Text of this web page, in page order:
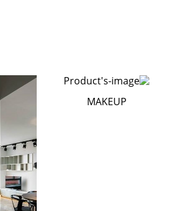
MAKEUP